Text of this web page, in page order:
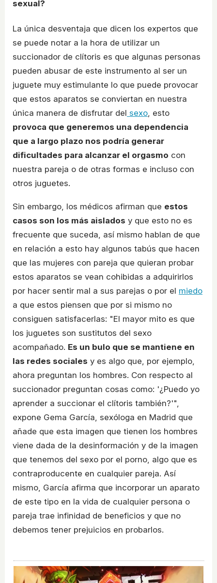
sexual?
La única desventaja que dicen los expertos que
se puede notar a la hora de utilizar un
succionador de clítoris es que algunas personas
pueden abusar de este instrumento al ser un
juguete muy estimulante lo que puede provocar
que estos aparatos se conviertan en nuestra
única manera de disfrutar del sexo, esto
provoca que generemos una dependencia
que a largo plazo nos podría generar
dificultades para alcanzar el orgasmo con
nuestra pareja o de otras formas e incluso con
otros juguetes.
Sin embargo, los médicos afirman que estos
casos son los más aislados y que esto no es
frecuente que suceda, así mismo hablan de que
en relación a esto hay algunos tabús que hacen
que las mujeres con pareja que quieran probar
estos aparatos se vean cohibidas a adquirirlos
por hacer sentir mal a sus parejas o por el miedo
a que estos piensen que por si mismo no
consiguen satisfacerlas: "El mayor mito es que
los juguetes son sustitutos del sexo
acompañado. Es un bulo que se mantiene en
las redes sociales y es algo que, por ejemplo,
ahora preguntan los hombres. Con respecto al
succionador preguntan cosas como: '¿Puedo yo
aprender a succionar el clítoris también?'",
expone Gema García, sexóloga en Madrid que
añade que esta imagen que tienen los hombres
viene dada de la desinformación y de la imagen
que tenemos del sexo por el porno, algo que es
contraproducente en cualquier pareja. Así
mismo, García afirma que incorporar un aparato
de este tipo en la vida de cualquier persona o
pareja trae infinidad de beneficios y que no
debemos tener prejuicios en probarlos.